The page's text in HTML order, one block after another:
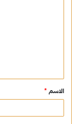
ق
*
الاسم *